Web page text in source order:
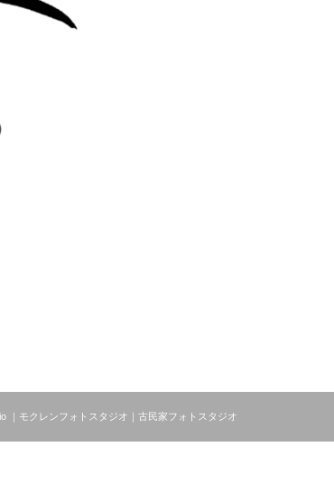
｜モクレンフォトスタジオ｜古民家フォトスタジオ